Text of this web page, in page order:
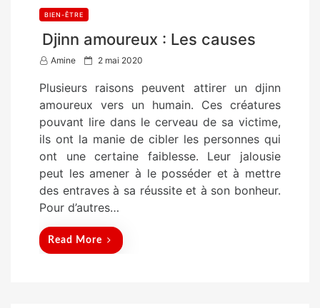
BIEN-ÊTRE
Djinn amoureux : Les causes
Amine
P
t
e
d
o
n
2 mai 2020
Plusieurs raisons peuvent attirer un djinn
amoureux vers un humain. Ces créatures
pouvant lire dans le cerveau de sa victime,
ils ont la manie de cibler les personnes qui
ont une certaine faiblesse. Leur jalousie
peut les amener à le posséder et à mettre
des entraves à sa réussite et à son bonheur.
Pour d’autres…
Read More